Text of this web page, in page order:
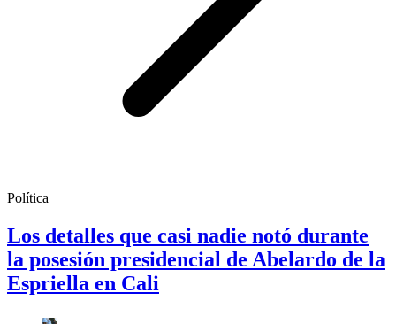
Política
Los detalles que casi nadie notó durante
la posesión presidencial de Abelardo de la
Espriella en Cali